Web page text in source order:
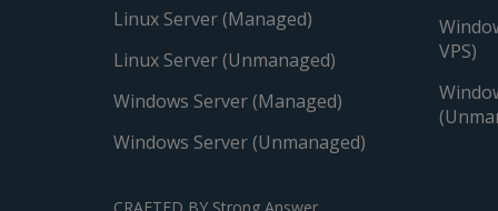
Linux Server (Managed)
Linux Server (Unmanaged)
Windows Server (Managed)
Windows Server (Unmanaged)
VPS)